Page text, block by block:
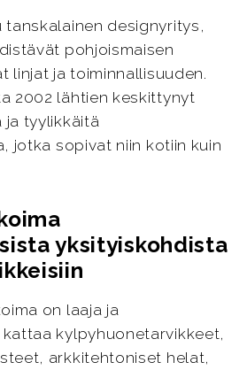
designyritys,
pohjoismaisen
linjat ja toiminnallisuuden.
2002 lähtien keskittynyt
ja tyylikkäitä
jotka sopivat niin kotiin kuin
yksityiskohdista
on laaja ja
kattaa kylpyhuonetarvikkeet,
arkkitehtoniset helat,